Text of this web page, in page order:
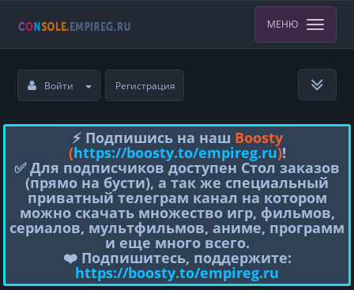
МЕНЮ
Войти Регистрация
⚡️ Подпишись на наш Boosty
(https://boosty.to/empireg.ru)!
✅ Для подписчиков доступен Стол заказов
(прямо на бусти), а так же специальный
приватный телеграм канал на котором
можно скачать множество игр, фильмов,
сериалов, мультфильмов, аниме, программ
и еще много всего.
❤️ Подпишитесь, поддержите:
https://boosty.to/empireg.ru